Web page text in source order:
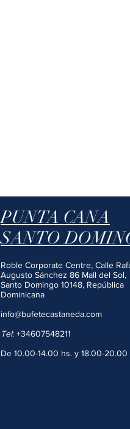
PUNTA CANA
SANTO
Roble Corporate Centre, Calle
Augusto Sánchez 86 Mall del Sol,
Santo Domingo 10148, República
Dominicana
info@bufetecastaneda.com
Tel: +34607548211
De 10.00-14.00 hs. y 18.00-20.00